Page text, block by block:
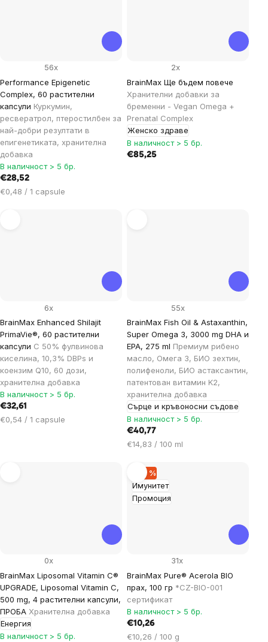
Performance Epigenetic
Complex, 60 растителни
капсули Куркумин,
ресвератрол, птеростилбен за
най-добри резултати в
епигенетиката, хранителна
добавка
56x
В наличност > 5 бр.
€28,52
Цена
€0,48 / 1 capsule
BrainMax Ще бъдем повече
Хранителни добавки за
бременни - Vegan Omega +
Prenatal Complex
Женско здраве
2x
В наличност > 5 бр.
€85,25
BrainMax Enhanced Shilajit
PrimaVie®, 60 растителни
капсули С 50% фулвинова
киселина, 10,3% DBPs и
коензим Q10, 60 дози,
хранителна добавка
6x
В наличност > 5 бр.
€32,61
Цена
€0,54 / 1 capsule
BrainMax Fish Oil & Astaxanthin,
Super Omega 3, 3000 mg DHA и
EPA, 275 ml Премиум рибено
масло, Омега 3, БИО зехтин,
полифеноли, БИО астаксантин,
патентован витамин K2,
хранителна добавка
Сърце и кръвоносни съдове
55x
В наличност > 5 бр.
€40,77
Цена
мярка:
€14,83 / 100 ml
BrainMax Liposomal Vitamin C®
UPGRADE, Liposomal Vitamin C,
500 mg, 4 растителни капсули,
ПРОБА Хранителна добавка
Енергия
0x
В наличност > 5 бр.
Имунитет
Промоция
–29 %
BrainMax Pure® Acerola BIO
прах, 100 гр *CZ-BIO-001
сертификат
31x
В наличност > 5 бр.
€10,26
Цена
€10,26 / 100 g